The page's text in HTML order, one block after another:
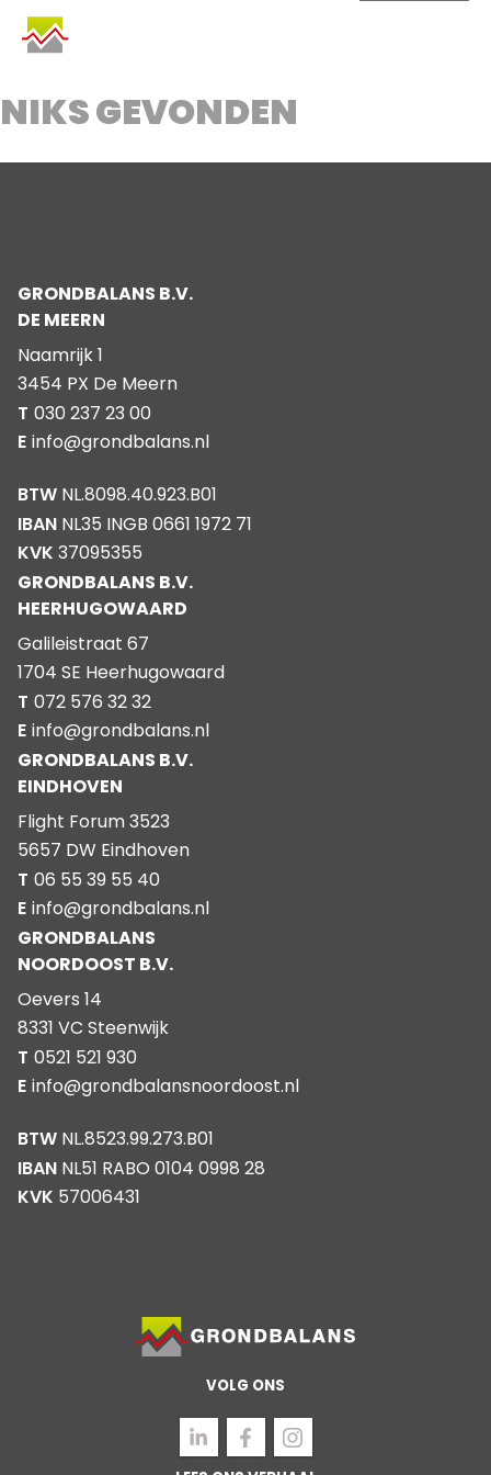
TO
CONTENT
NIKS GEVONDEN
GRONDBALANS B.V.
DE MEERN
Naamrijk 1
3454 PX De Meern
T 030 237 23 00
E info@grondbalans.nl
BTW NL.8098.40.923.B01
IBAN NL35 INGB 0661 1972 71
KVK 37095355
GRONDBALANS B.V.
HEERHUGOWAARD
Galileistraat 67
1704 SE Heerhugowaard
T 072 576 32 32
E info@grondbalans.nl
GRONDBALANS B.V.
EINDHOVEN
Flight Forum 3523
5657 DW Eindhoven
T 06 55 39 55 40
E info@grondbalans.nl
GRONDBALANS
NOORDOOST B.V.
Oevers 14
8331 VC Steenwijk
T 0521 521 930
E info@grondbalansnoordoost.nl
BTW NL.8523.99.273.B01
IBAN NL51 RABO 0104 0998 28
KVK 57006431
VOLG ONS